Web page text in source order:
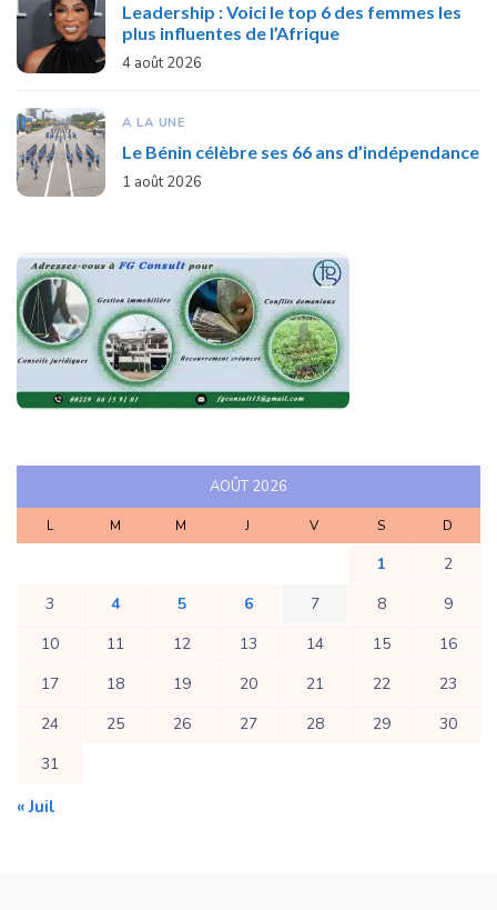
Leadership : Voici le top 6 des femmes les
plus influentes de l’Afrique
4 août 2026
A LA UNE
Le Bénin célèbre ses 66 ans d’indépendance
1 août 2026
AOÛT 2026
L M M J V S D
1
2
3
4 5 6 7 8
9
10
11 12 13 14 15
16
17
18 19 20 21 22
23
24
25 26 27 28 29
30
31
« Juil